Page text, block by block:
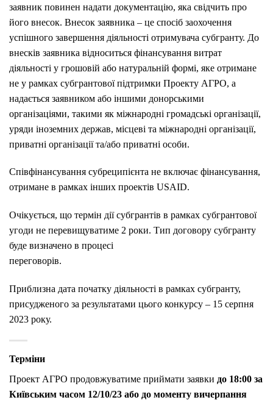
заявник повинен надати документацію, яка свідчить про
його внесок. Внесок заявника – це спосіб заохочення
успішного завершення діяльності отримувача субгранту. До
внесків заявника відноситься фінансування витрат
діяльності у грошовій або натуральній формі, яке отримане
не у рамках субгрантової підтримки Проекту АГРО, а
надається заявником або іншими донорськими
організаціями, такими як міжнародні громадські організації,
уряди іноземних держав, місцеві та міжнародні організації,
приватні організації та/або приватні особи.
Співфінансування субреципієнта не включає фінансування,
отримане в рамках інших проектів USAID.
Очікується, що термін дії субгрантів в рамках субгрантової
угоди не перевищуватиме 2 роки. Тип договору субгранту
буде визначено в процесі
переговорів.
Приблизна дата початку діяльності в рамках субгранту,
присудженого за результатами цього конкурсу – 15 серпня
2023 року.
Терміни
Проект АГРО продовжуватиме приймати заявки до 18:00 за
Київським часом 12/10/23 або до моменту вичерпання